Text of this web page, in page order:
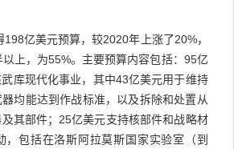
198亿美元预算，较2020年上涨了20%，
以上，为55%。主要预算内容包括： 95亿
库现代化事业，其中43亿美元用于维持
均能达到作战标准，以及拆除和处置从
其部件； 25亿美元支持核部件和战略材
，包括在洛斯阿拉莫斯国家实验室（到